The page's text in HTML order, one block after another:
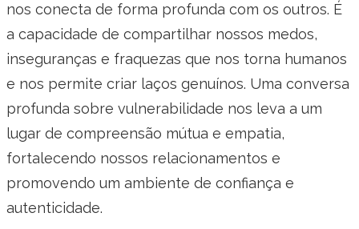
nos conecta de forma profunda com os outros. É
a capacidade de compartilhar nossos medos,
inseguranças e fraquezas que nos torna humanos
e nos permite criar laços genuínos. Uma conversa
profunda sobre vulnerabilidade nos leva a um
lugar de compreensão mútua e empatia,
fortalecendo nossos relacionamentos e
promovendo um ambiente de confiança e
autenticidade.